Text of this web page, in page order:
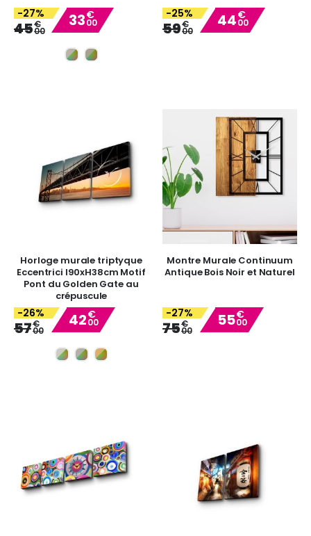
-27%
45€
00
Special
Price
33€
00
-25%
59€
00
Special
Price
44€
00
Horloge murale triptyque
Eccentrici l90xH38cm Motif
Pont du Golden Gate au
crépuscule
-26%
57€
00
Special
Price
42€
00
Montre Murale Continuum
Antique Bois Noir et Naturel
-27%
75€
00
Special
Price
55€
00